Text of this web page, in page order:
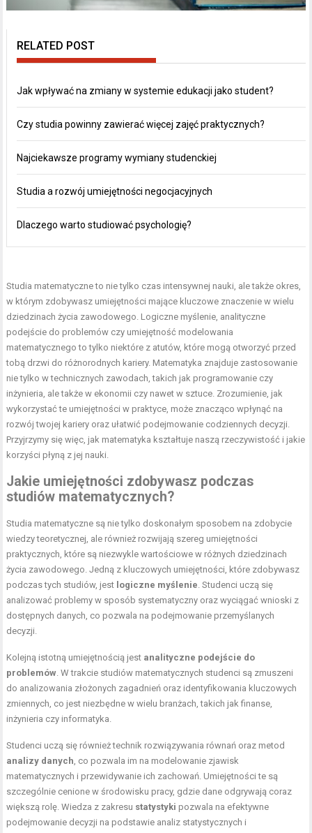
RELATED POST
Jak wpływać na zmiany w systemie edukacji jako student?
Czy studia powinny zawierać więcej zajęć praktycznych?
Najciekawsze programy wymiany studenckiej
Studia a rozwój umiejętności negocjacyjnych
Dlaczego warto studiować psychologię?
Studia matematyczne to nie tylko czas intensywnej nauki, ale także okres,
w którym zdobywasz umiejętności mające kluczowe znaczenie w wielu
dziedzinach życia zawodowego. Logiczne myślenie, analityczne
podejście do problemów czy umiejętność modelowania
matematycznego to tylko niektóre z atutów, które mogą otworzyć przed
tobą drzwi do różnorodnych kariery. Matematyka znajduje zastosowanie
nie tylko w technicznych zawodach, takich jak programowanie czy
inżynieria, ale także w ekonomii czy nawet w sztuce. Zrozumienie, jak
wykorzystać te umiejętności w praktyce, może znacząco wpłynąć na
rozwój twojej kariery oraz ułatwić podejmowanie codziennych decyzji.
Przyjrzymy się więc, jak matematyka kształtuje naszą rzeczywistość i jakie
korzyści płyną z jej nauki.
Jakie umiejętności zdobywasz podczas
studiów matematycznych?
Studia matematyczne są nie tylko doskonałym sposobem na zdobycie
wiedzy teoretycznej, ale również rozwijają szereg umiejętności
praktycznych, które są niezwykle wartościowe w różnych dziedzinach
życia zawodowego. Jedną z kluczowych umiejętności, które zdobywasz
podczas tych studiów, jest logiczne myślenie. Studenci uczą się
analizować problemy w sposób systematyczny oraz wyciągać wnioski z
dostępnych danych, co pozwala na podejmowanie przemyślanych
decyzji.
Kolejną istotną umiejętnością jest analityczne podejście do
problemów. W trakcie studiów matematycznych studenci są zmuszeni
do analizowania złożonych zagadnień oraz identyfikowania kluczowych
zmiennych, co jest niezbędne w wielu branżach, takich jak finanse,
inżynieria czy informatyka.
Studenci uczą się również technik rozwiązywania równań oraz metod
analizy danych, co pozwala im na modelowanie zjawisk
matematycznych i przewidywanie ich zachowań. Umiejętności te są
szczególnie cenione w środowisku pracy, gdzie dane odgrywają coraz
większą rolę. Wiedza z zakresu statystyki pozwala na efektywne
podejmowanie decyzji na podstawie analiz statystycznych i